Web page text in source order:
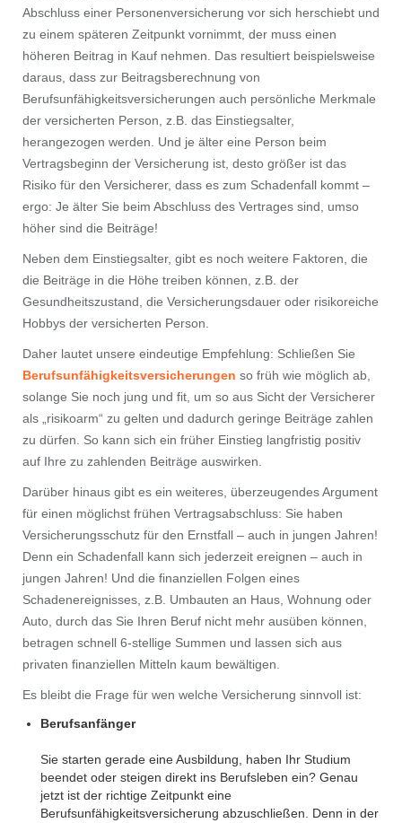
Abschluss einer Personenversicherung vor sich herschiebt und
zu einem späteren Zeitpunkt vornimmt, der muss einen
höheren Beitrag in Kauf nehmen. Das resultiert beispielsweise
daraus, dass zur Beitragsberechnung von
Berufsunfähigkeitsversicherungen auch persönliche Merkmale
der versicherten Person, z.B. das Einstiegsalter,
herangezogen werden. Und je älter eine Person beim
Vertragsbeginn der Versicherung ist, desto größer ist das
Risiko für den Versicherer, dass es zum Schadenfall kommt –
ergo: Je älter Sie beim Abschluss des Vertrages sind, umso
höher sind die Beiträge!
Neben dem Einstiegsalter, gibt es noch weitere Faktoren, die
die Beiträge in die Höhe treiben können, z.B. der
Gesundheitszustand, die Versicherungsdauer oder risikoreiche
Hobbys der versicherten Person.
Daher lautet unsere eindeutige Empfehlung: Schließen Sie
Berufsunfähigkeitsversicherungen so früh wie möglich ab,
solange Sie noch jung und fit, um so aus Sicht der Versicherer
als „risikoarm“ zu gelten und dadurch geringe Beiträge zahlen
zu dürfen. So kann sich ein früher Einstieg langfristig positiv
auf Ihre zu zahlenden Beiträge auswirken.
Darüber hinaus gibt es ein weiteres, überzeugendes Argument
für einen möglichst frühen Vertragsabschluss: Sie haben
Versicherungsschutz für den Ernstfall – auch in jungen Jahren!
Denn ein Schadenfall kann sich jederzeit ereignen – auch in
jungen Jahren! Und die finanziellen Folgen eines
Schadenereignisses, z.B. Umbauten an Haus, Wohnung oder
Auto, durch das Sie Ihren Beruf nicht mehr ausüben können,
betragen schnell 6-stellige Summen und lassen sich aus
privaten finanziellen Mitteln kaum bewältigen.
Es bleibt die Frage für wen welche Versicherung sinnvoll ist:
Berufsanfänger
Sie starten gerade eine Ausbildung, haben Ihr Studium
beendet oder steigen direkt ins Berufsleben ein? Genau
jetzt ist der richtige Zeitpunkt eine
Berufsunfähigkeitsversicherung abzuschließen. Denn in der